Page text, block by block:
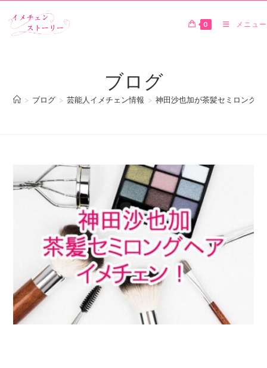
0 メニュー
ブログ
> ブログ > 芸能人イメチェン情報 > 神田沙也加が茶髪セミロング